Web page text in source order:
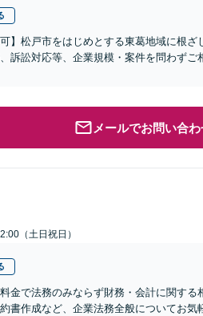
】松戸市をはじめとする東葛地域に根ざ
訴訟対応等、企業規模・案件を問わずご
メールでお問い合
（土日祝日）
金で法務のみならず財務・会計に関する
書作成など、企業法務全般についてお気